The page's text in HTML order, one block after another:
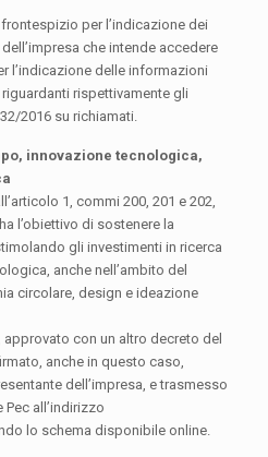
per l’indicazione dei
che intende accedere
l’indicazione delle informazioni
rispettivamente gli
2016 su richiamati.
innovazione tecnologica,
1, commi 200, 201 e 202,
l’obiettivo di sostenere la
gli investimenti in ricerca
anche nell’ambito del
circolare, design e ideazione
con un altro decreto del
anche in questo caso,
dell’impresa, e trasmesso
all’indirizzo
lo schema disponibile online.